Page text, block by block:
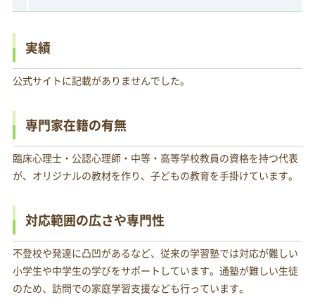
実績
公式サイトに記載がありませんでした。
専門家在籍の有無
臨床心理士・公認心理師・中等・高等学校教員の資格を持つ代表
が、オリジナルの教材を作り、子どもの教育を手掛けています。
対応範囲の広さや専門性
不登校や発達に凸凹があるなど、従来の学習塾では対応が難しい
小学生や中学生の学びをサポートしています。通塾が難しい生徒
のため、訪問での家庭学習支援なども行っています。